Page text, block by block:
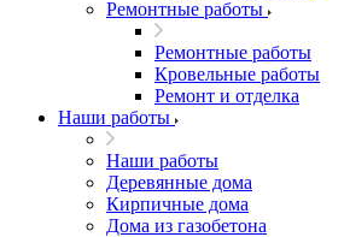
Ремонтные работы
Ремонтные работы
Кровельные работы
Ремонт и отделка
Наши работы
Наши работы
Деревянные дома
Кирпичные дома
Дома из газобетона